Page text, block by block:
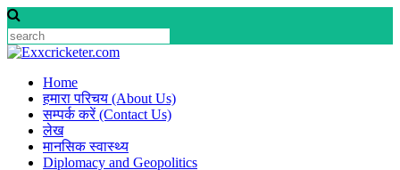
Skip
to
content
Home
हमारा परिचय (About Us)
सम्पर्क करें (Contact Us)
लेख
मानसिक स्वास्थ्य
Diplomacy and Geopolitics